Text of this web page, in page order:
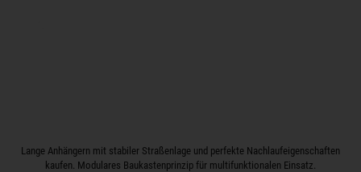
Lange Anhängern mit stabiler Straßenlage und perfekte Nachlaufeigenschaften
kaufen. Modulares Baukastenprinzip für multifunktionalen Einsatz.